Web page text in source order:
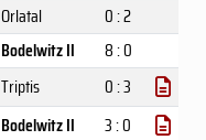
Orlatal
0 : 2
Bodelwitz II
8 : 0
Triptis
0 : 3
Bodelwitz II
3 : 0